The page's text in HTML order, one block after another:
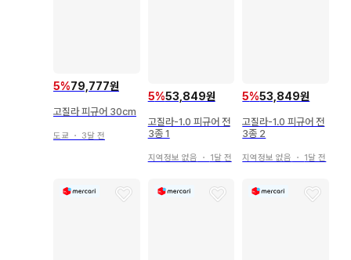
5%79,777원
고질라 피규어 30cm
도쿄 ・ 3달 전
5%53,849원
고질라-1.0 피규어 전
3종 1
지역정보 없음 ・ 1달 전
5%53,849원
고질라-1.0 피규어 전
3종 2
지역정보 없음 ・ 1달 전